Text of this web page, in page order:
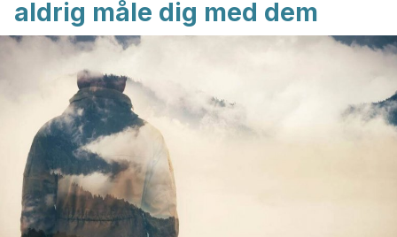
aldrig måle dig med dem